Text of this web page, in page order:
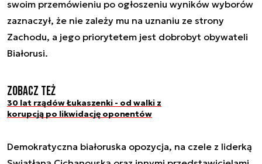
swoim przemówieniu po ogłoszeniu wyników wyborów
zaznaczył, że nie zależy mu na uznaniu ze strony
Zachodu, a jego priorytetem jest dobrobyt obywateli
Białorusi.
Zobacz też
30 lat rządów Łukaszenki - od walki z
korupcją po likwidację oponentów
Demokratyczna białoruska opozycja, na czele z liderką